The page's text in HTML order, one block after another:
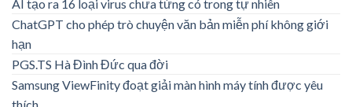
AI tạo ra 16 loại virus chưa từng có trong tự nhiên
ChatGPT cho phép trò chuyện văn bản miễn phí không giới
hạn
PGS.TS Hà Đình Đức qua đời
Samsung ViewFinity đoạt giải màn hình máy tính được yêu